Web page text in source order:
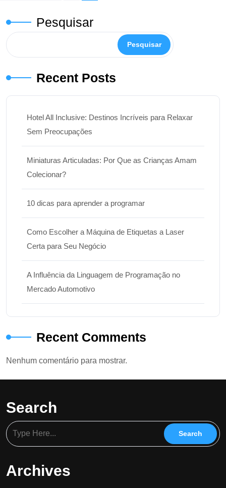
posts
Pesquisar
Pesquisar
Recent Posts
Hotel All Inclusive: Destinos Incríveis para Relaxar
Sem Preocupações
Miniaturas Articuladas: Por Que as Crianças Amam
Colecionar?
10 dicas para aprender a programar
Como Escolher a Máquina de Etiquetas a Laser
Certa para Seu Negócio
A Influência da Linguagem de Programação no
Mercado Automotivo
Recent Comments
Nenhum comentário para mostrar.
Search
Archives